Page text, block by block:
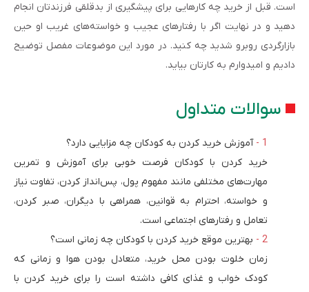
است. قبل از خرید چه کارهایی برای پیشگیری از بدقلقی فرزندتان انجام
دهید و در نهایت اگر با رفتارهای عجیب و خواسته‌های غریب او حین
بازارگردی روبرو شدید چه کنید. در مورد این موضوعات مفصل توضیح
دادیم و امیدوارم به کارتان بیاید.
سوالات متداول
آموزش خرید کردن به کودکان چه مزایایی دارد؟
خرید کردن با کودکان فرصت خوبی برای آموزش و تمرین
مهارت‌های مختلفی مانند مفهوم پول، پس‌انداز کردن، تفاوت نیاز
و خواسته، احترام به قوانین، همراهی با دیگران، صبر کردن،
تعامل و رفتارهای اجتماعی است.
بهترین موقع خرید کردن با کودکان چه زمانی است؟
زمان خلوت بودن محل خرید، متعادل بودن هوا و زمانی که
کودک خواب و غذای کافی داشته است را برای خرید کردن با